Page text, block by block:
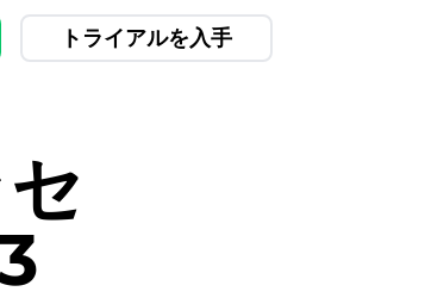
トライアルを入手